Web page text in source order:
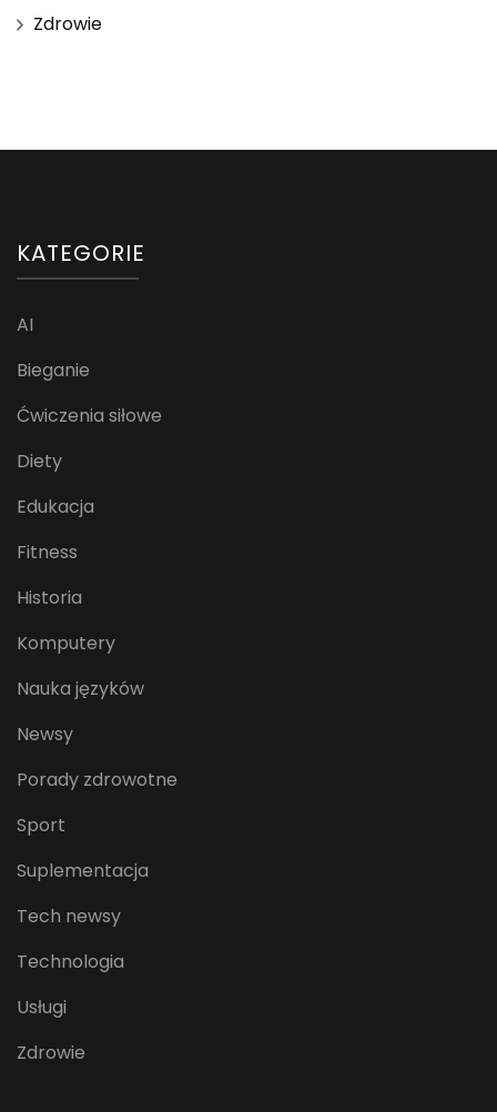
Zdrowie
KATEGORIE
AI
Bieganie
Ćwiczenia siłowe
Diety
Edukacja
Fitness
Historia
Komputery
Nauka języków
Newsy
Porady zdrowotne
Sport
Suplementacja
Tech newsy
Technologia
Usługi
Zdrowie